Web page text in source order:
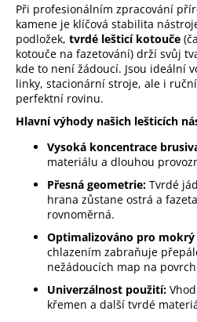
a
c
í
p
r
k
v
ý
p
i
u
Při profesionálním zpracování
kamene je klíčová stabilita
podložek, tvrdé lešticí kotouče
kotouče na fazetování) drží svůj
kde to není žádoucí. Jsou ideální
linky, stacionární stroje, ale i
perfektní rovinu.
Hlavní výhody našich lešticích
Vysoká koncentrace
materiálu a dlouhou
Přesná geometrie: Tvrdé
hrana zůstane ostrá a
rovnoměrná.
Optimalizováno pro mokrý
chlazením zabraňuje
nežádoucích map na
Univerzálnost použití:
křemen a další tvrdé